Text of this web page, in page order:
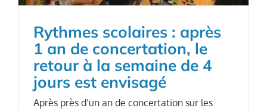
Rythmes scolaires : après
1 an de concertation, le
retour à la semaine de 4
jours est envisagé
Après près d’un an de concertation sur les